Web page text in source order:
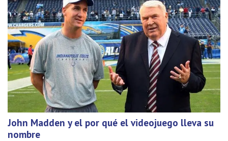
John Madden y el por qué el videojuego lleva su
nombre